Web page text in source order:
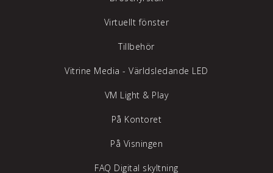
Virtuellt fönster
Tillbehör
Vitrine Media - Världsledande LED
VM Light & Play
På Kontoret
På Visningen
FAQ Digital skyltning